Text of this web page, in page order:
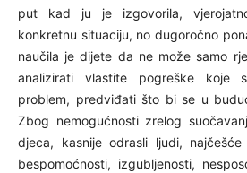
put kad ju je izgovorila,
konkretnu situaciju, no dugoročno
naučila je dijete da ne može samo
analizirati vlastite pogreške koje
problem, predviđati što bi se u
Zbog nemogućnosti zrelog
djeca, kasnije odrasli ljudi,
bespomoćnosti, izgubljenosti,